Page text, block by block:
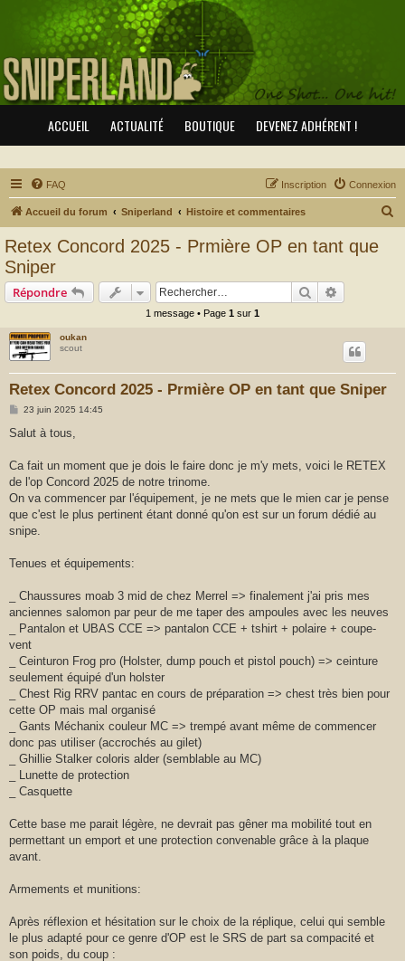
ACCUEIL ACTUALITÉ BOUTIQUE DEVENEZ ADHÉRENT !
FAQ Connexion
Inscription
Accueil du forum Sniperland Histoire et commentaires
Retex Concord 2025 - Prmière OP en tant que
Sniper
Répondre Rechercher
1 message • Page 1 sur 1
oukan
scout
Retex Concord 2025 - Prmière OP en tant que Sniper
M
s
g
23 juin 2025 14:45
Salut à tous,
Ca fait un moment que je dois le faire donc je m'y mets, voici le RETEX
de l'op Concord 2025 de notre trinome.
On va commencer par l'équipement, je ne mets que le mien car je pense
que c'est le plus pertinent étant donné qu'on est sur un forum dédié au
snipe.
Tenues et équipements:
_ Chaussures moab 3 mid de chez Merrel => finalement j'ai pris mes
anciennes salomon par peur de me taper des ampoules avec les neuves
_ Pantalon et UBAS CCE => pantalon CCE + tshirt + polaire + coupe-
vent
_ Ceinturon Frog pro (Holster, dump pouch et pistol pouch) => ceinture
seulement équipé d'un holster
_ Chest Rig RRV pantac en cours de préparation => chest très bien pour
cette OP mais mal organisé
_ Gants Méchanix couleur MC => trempé avant même de commencer
donc pas utiliser (accrochés au gilet)
_ Ghillie Stalker coloris alder (semblable au MC)
_ Lunette de protection
_ Casquette
Cette base me parait légère, ne devrait pas gêner ma mobilité tout en
permettant un emport et une protection convenable grâce à la plaque
avant.
Armements et munitions:
Après réflexion et hésitation sur le choix de la réplique, celui qui semble
le plus adapté pour ce genre d'OP est le SRS de part sa compacité et
son poids, du coup :